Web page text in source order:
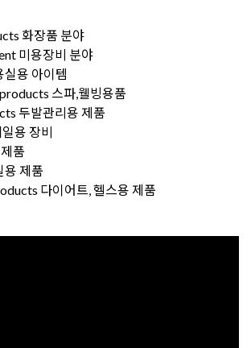
화장품 분야
미용장비 분야
실용 아이템
스파,웰빙용품
두발관리용 제품
용 장비
품
제품
다이어트, 헬스용 제품